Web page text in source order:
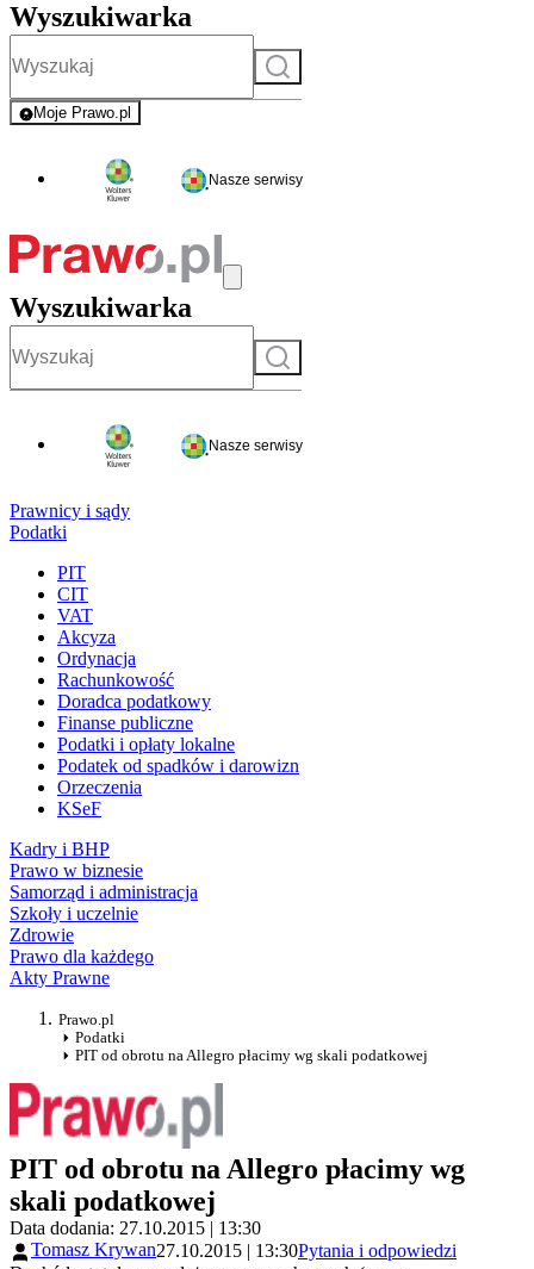
Wyszukiwarka
Szukaj
Moje Prawo.pl
- rejestracja i logowanie do serwisu
Nasze serwisy
Wyszukiwarka
Szukaj
Nasze serwisy
Prawnicy i sądy
Podatki
PIT
CIT
VAT
Akcyza
Ordynacja
Rachunkowość
Doradca podatkowy
Finanse publiczne
Podatki i opłaty lokalne
Podatek od spadków i darowizn
Orzeczenia
KSeF
Kadry i BHP
Prawo w biznesie
Samorząd i administracja
Szkoły i uczelnie
Zdrowie
Prawo dla każdego
Akty Prawne
Prawo.pl
Podatki
PIT od obrotu na Allegro płacimy wg skali podatkowej
PIT od obrotu na Allegro płacimy wg
skali podatkowej
Data dodania: 27.10.2015 | 13:30
Tomasz Krywan27.10.2015 | 13:30Pytania i odpowiedzi